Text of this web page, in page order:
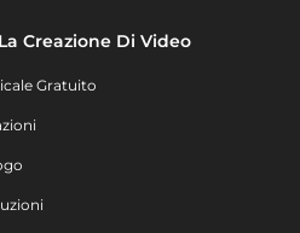
Creazione Di Video
Gratuito